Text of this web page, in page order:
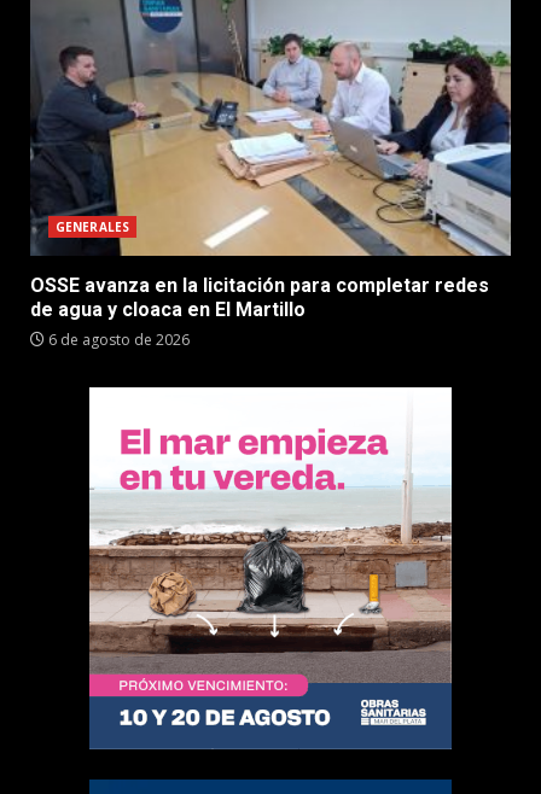
GENERALES
OSSE avanza en la licitación para completar redes
de agua y cloaca en El Martillo
6 de agosto de 2026